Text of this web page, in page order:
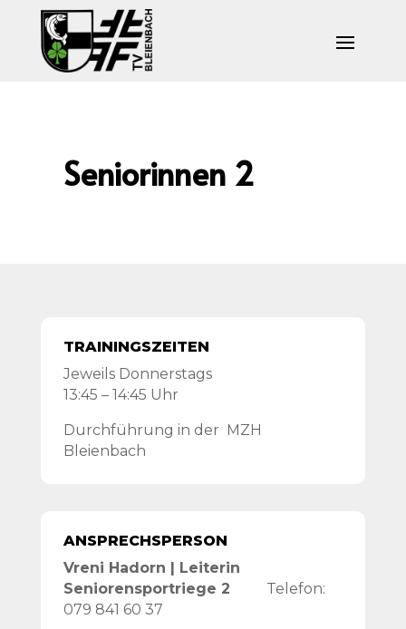
Seniorinnen 2
TRAININGSZEITEN
Jeweils Donnerstags
13:45 – 14:45 Uhr
Durchführung in der MZH
Bleienbach
ANSPRECHSPERSON
Vreni Hadorn | Leiterin
Seniorensportriege 2 Telefon:
079 841 60 37